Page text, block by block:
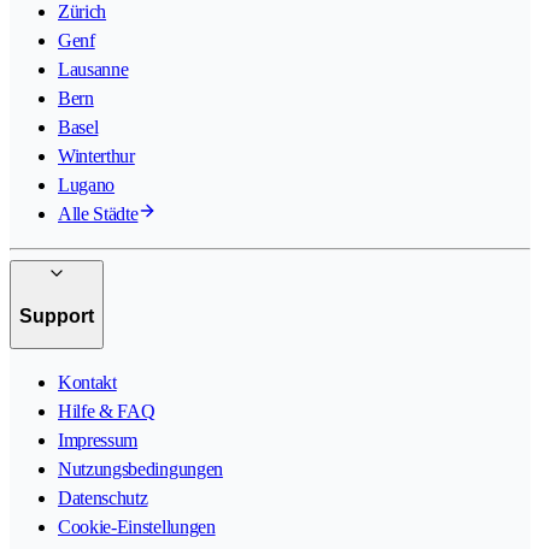
Zürich
Genf
Lausanne
Bern
Basel
Winterthur
Lugano
Alle Städte
Support
Kontakt
Hilfe & FAQ
Impressum
Nutzungsbedingungen
Datenschutz
Cookie-Einstellungen